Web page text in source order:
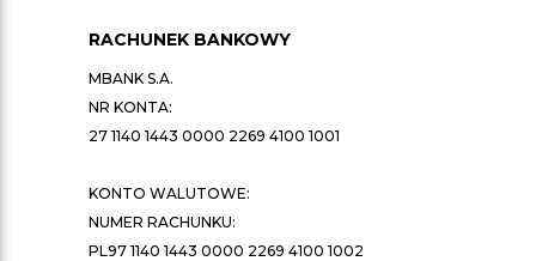
RACHUNEK BANKOWY
MBANK S.A.
NR KONTA:
27 1140 1443 0000 2269 4100 1001
KONTO WALUTOWE:
NUMER RACHUNKU:
PL97 1140 1443 0000 2269 4100 1002